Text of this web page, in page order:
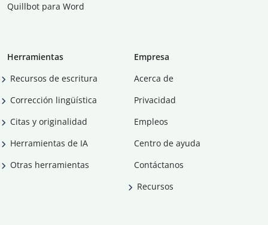
Quillbot para Word
Herramientas
Recursos de escritura
Corrección lingüística
Citas y originalidad
Herramientas de IA
Otras herramientas
Empresa
Acerca de
Privacidad
Empleos
Centro de ayuda
Contáctanos
Recursos